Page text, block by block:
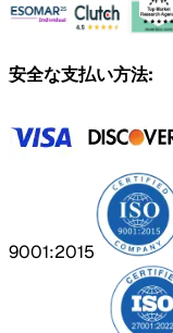
安全な支払い方法:
9001:2015